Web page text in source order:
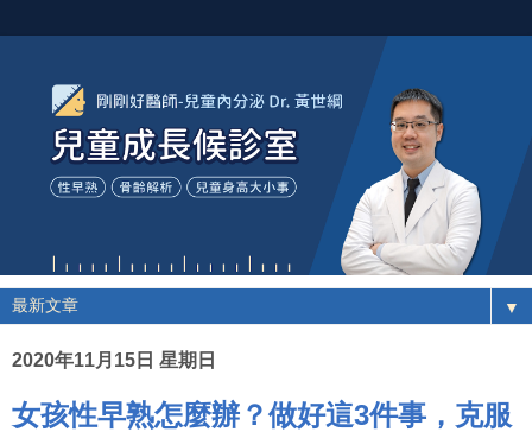
▼
2020年11月15日 星期日
女孩性早熟怎麼辦？做好這3件事，克服